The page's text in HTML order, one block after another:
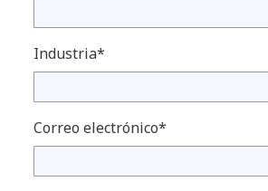
Industria*
Correo electrónico*